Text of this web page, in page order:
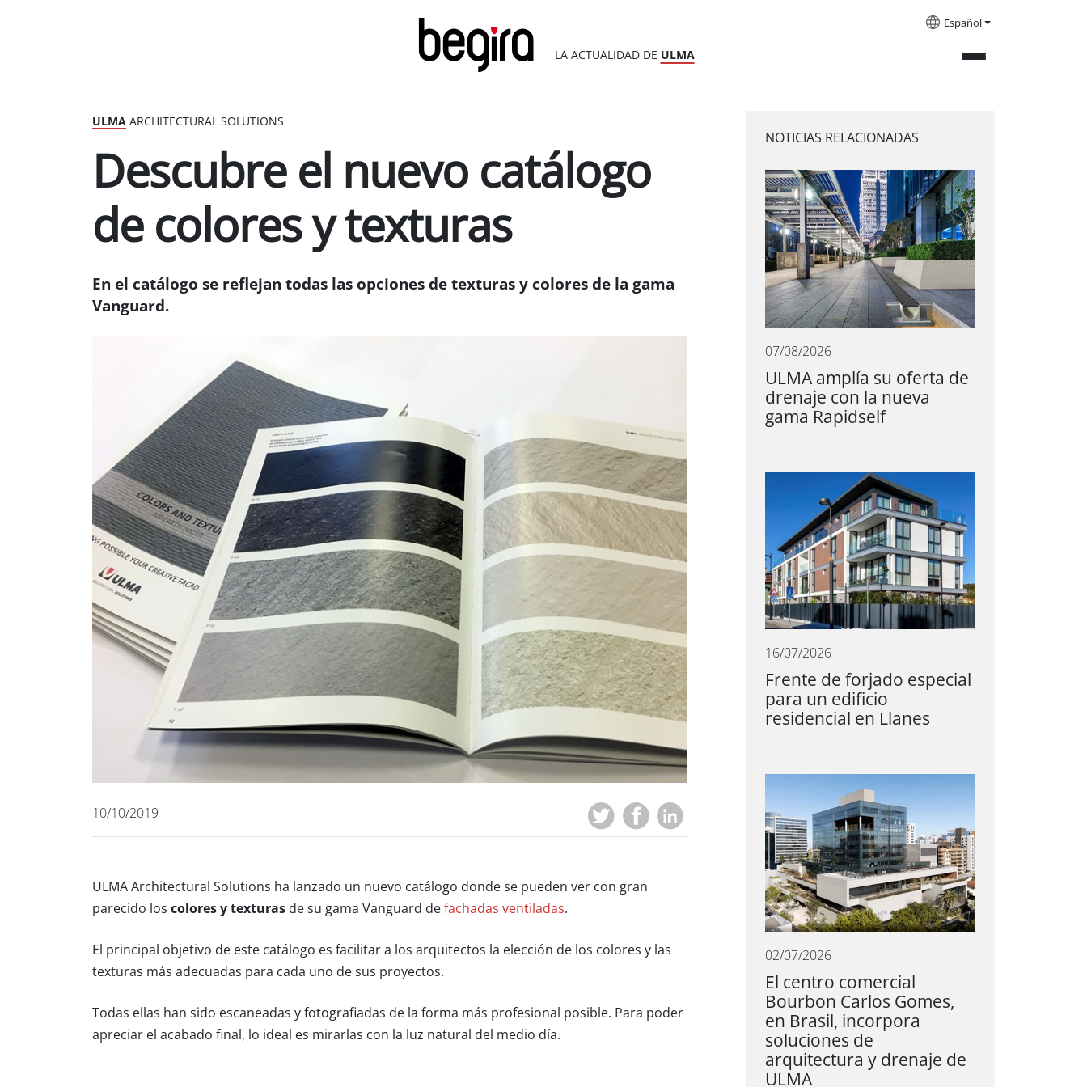
LA ACTUALIDAD DE ULMA
Español
ULMA ARCHITECTURAL SOLUTIONS
Descubre el nuevo catálogo
de colores y texturas
En el catálogo se reflejan todas las opciones de texturas y colores de la gama
Vanguard.
10/10/2019
ULMA Architectural Solutions ha lanzado un nuevo catálogo donde se pueden ver con gran
parecido los colores y texturas de su gama Vanguard de fachadas ventiladas.
El principal objetivo de este catálogo es facilitar a los arquitectos la elección de los colores y las
texturas más adecuadas para cada uno de sus proyectos.
Todas ellas han sido escaneadas y fotografiadas de la forma más profesional posible. Para poder
apreciar el acabado final, lo ideal es mirarlas con la luz natural del medio día.
NOTICIAS RELACIONADAS
07/08/2026
ULMA amplía su oferta de
drenaje con la nueva
gama Rapidself
16/07/2026
Frente de forjado especial
para un edificio
residencial en Llanes
02/07/2026
El centro comercial
Bourbon Carlos Gomes,
en Brasil, incorpora
soluciones de
arquitectura y drenaje de
ULMA